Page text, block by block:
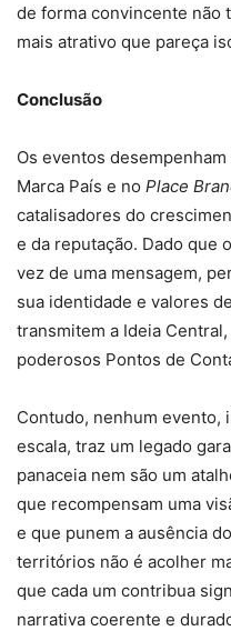
de forma convincente não
mais atrativo que pareça
Conclusão
Os eventos
Marca País e no Place
catalisadores do
e da reputação. Dado que
vez de uma mensagem,
sua identidade e valores
transmitem a Ideia
poderosos Pontos de
Contudo, nenhum evento,
escala, traz um legado
panaceia nem são um
que recompensam uma
e que punem a ausência
territórios não é acolher
que cada um contribua
narrativa coerente e